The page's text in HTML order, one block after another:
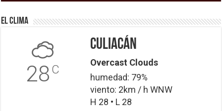
El Clima
28 C
Culiacán
Overcast Clouds
humedad: 79%
viento: 2km / h WNW
H 28 • L 28